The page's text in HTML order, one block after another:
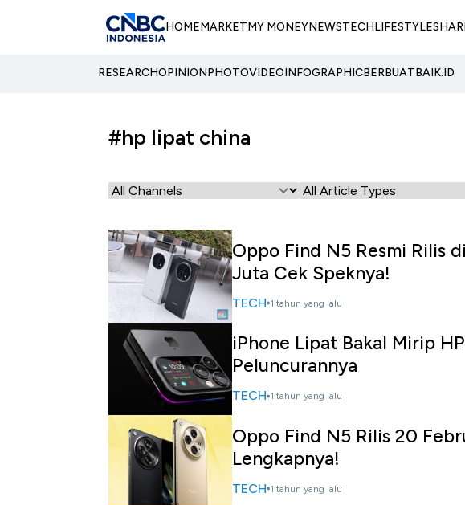
HOMEMARKETMY MONEYNEWSTECHLIFESTYLE
RESEARCHOPINIONPHOTOVIDEOINFOGRAPHICBERBUATBAIK.ID
#hp lipat china
Oppo Find N5 Resmi Rilis
Juta Cek Speknya!
TECH 1 tahun yang lalu
iPhone Lipat Bakal Mirip
Peluncurannya
TECH 1 tahun yang lalu
Oppo Find N5 Rilis 20
Lengkapnya!
TECH 1 tahun yang lalu